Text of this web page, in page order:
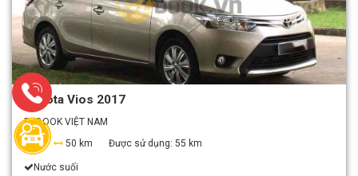
Toyota Vios 2017
EZBOOK VIỆT NAM
4
50 km Được sử dụng: 55 km
Nước suối